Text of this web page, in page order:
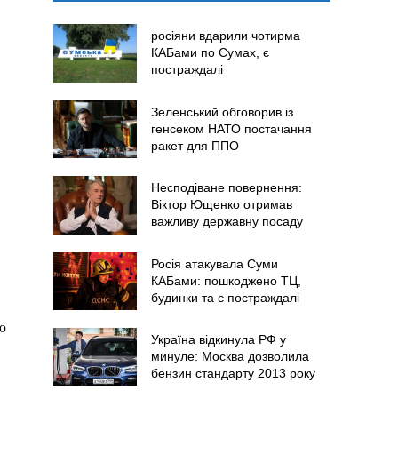
росіяни вдарили чотирма
КАБами по Сумах, є
постраждалі
Зеленський обговорив із
генсеком НАТО постачання
ракет для ППО
Несподіване повернення:
Віктор Ющенко отримав
важливу державну посаду
Росія атакувала Суми
КАБами: пошкоджено ТЦ,
будинки та є постраждалі
Україна відкинула РФ у
минуле: Москва дозволила
бензин стандарту 2013 року